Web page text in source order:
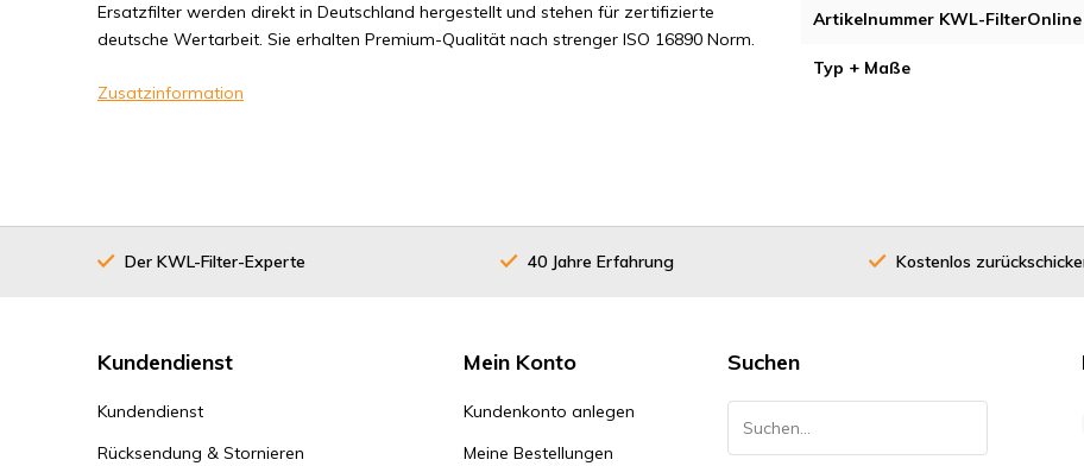
Ersatzfilter werden direkt in Deutschland hergestellt und stehen für zertifizierte
deutsche Wertarbeit. Sie erhalten Premium-Qualität nach strenger ISO 16890 Norm.
Zusatzinformation
Artikelnummer KWL-FilterOnline
Typ + Maße
Der KWL-Filter-Experte 40 Jahre Erfahrung Kostenlos
Kundendienst
Kundendienst
Rücksendung & Stornieren
Mein Konto
Kundenkonto anlegen
Meine Bestellungen
Suchen